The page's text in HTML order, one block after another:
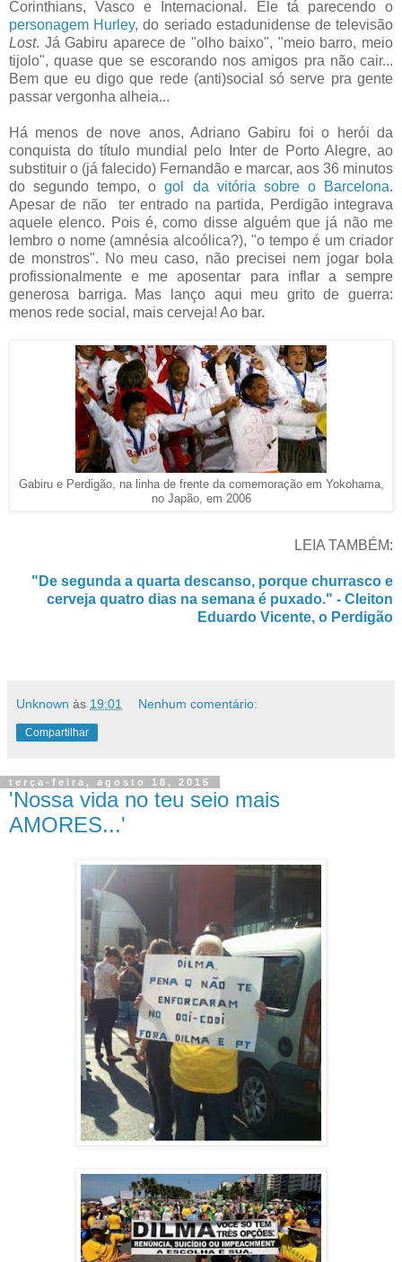
Corinthians, Vasco e Internacional. Ele tá parecendo o
personagem Hurley, do seriado estadunidense de televisão
Lost. Já Gabiru aparece de "olho baixo", "meio barro, meio
tijolo", quase que se escorando nos amigos pra não cair...
Bem que eu digo que rede (anti)social só serve pra gente
passar vergonha alheia...
Há menos de nove anos, Adriano Gabiru foi o herói da
conquista do título mundial pelo Inter de Porto Alegre, ao
substituir o (já falecido) Fernandão e marcar, aos 36 minutos
do segundo tempo, ogol da vitória sobre o Barcelona.
Apesar de não ter entrado na partida, Perdigão integrava
aquele elenco. Pois é, como disse alguém que já não me
lembro o nome (amnésia alcoólica?), "o tempo é um criador
de monstros". No meu caso, não precisei nem jogar bola
profissionalmente e me aposentar para inflar a sempre
generosa barriga. Mas lanço aqui meu grito de guerra:
menos rede social, mais cerveja! Ao bar.
Gabiru e Perdigão, na linha de frente da comemoração em Yokohama,
no Japão, em 2006
LEIA TAMBÉM:
"De segunda a quarta descanso, porque churrasco e
cerveja quatro dias na semana é puxado." - Cleiton
Eduardo Vicente, o Perdigão
Unknown às 19:01 Nenhum comentário:
Compartilhar
terça-feira, agosto 18, 2015
'Nossa vida no teu seio mais
AMORES...'